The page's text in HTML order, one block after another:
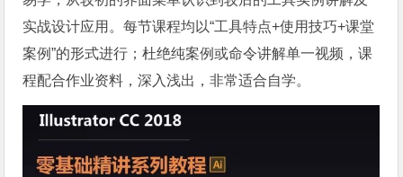
实战设计应用。每节课程均以“工具特点+使用技巧+课堂
案例”的形式进行；杜绝纯案例或命令讲解单一视频，课
程配合作业资料，深入浅出，非常适合自学。